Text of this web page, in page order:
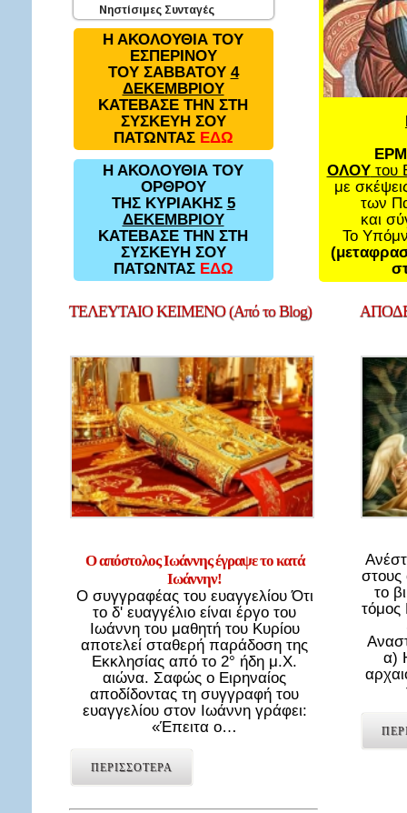
Νηστίσιμες Συνταγές
Η ΑΚΟΛΟΥΘΙΑ ΤΟΥ
ΕΣΠΕΡΙΝΟΥ
ΤΟΥ ΣΑΒΒΑΤΟΥ 4
ΔΕΚΕΜΒΡΙΟΥ
ΚΑΤΕΒΑΣΕ ΤΗΝ ΣΤΗ
ΣΥΣΚΕΥΗ ΣΟΥ
ΠΑΤΩΝΤΑΣ ΕΔΩ
Η ΑΚΟΛΟΥΘΙΑ ΤΟΥ
ΟΡΘΡΟΥ
ΤΗΣ ΚΥΡΙΑΚΗΣ 5
ΔΕΚΕΜΒΡΙΟΥ
ΚΑΤΕΒΑΣΕ ΤΗΝ ΣΤΗ
ΣΥΣΚΕΥΗ ΣΟΥ
ΠΑΤΩΝΤΑΣ ΕΔΩ
ΟΛΟΥτου
με
των
και
Το
ΤΕΛΕΥΤΑΙΟΚΕΙΜΕΝΟ (Από το Blog)
Ο απόστολος Ιωάννης έγραψε το κατά
Ιωάννην!
Ο συγγραφέας του ευαγγελίου Ότι
το δ' ευαγγέλιο είναι έργο του
Ιωάννη του μαθητή του Κυρίου
αποτελεί σταθερή παράδοση της
Εκκλησίας από το 2° ήδη μ.Χ.
αιώνα. Σαφώς ο Ειρηναίος
αποδίδοντας τη συγγραφή του
ευαγγελίου στον Ιωάννη γράφει:
«Έπειτα ο…
ΠΕΡΙΣΣΟΤΕΡΑ
στους
το
α)